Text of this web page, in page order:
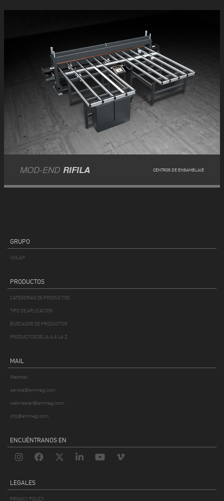
MOD-END RIFILA CENTROS DE ENSAMBLAJE
GRUPO
VOILÀP
PRODUCTOS
CATEGORIAS DE PRODUCTOS
TIPO DE APLICACION
BUSCADOR DE PRODUCTOS
PRODUCTOS DE LA A A LA Z
MAIL
Webmail
service@emmegi.com
webmaster@emmegi.com
info@emmegi.com
ENCUÉNTRANOS EN
LEGALES
PRIVACY POLICY